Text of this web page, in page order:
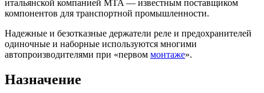
итальянской компанией MTA — известным поставщиком
компонентов для транспортной промышленности.
Надежные и безотказные держатели реле и предохранителей
одиночные и наборные используются многими
автопроизводителями при «первом монтаже».
Назначение